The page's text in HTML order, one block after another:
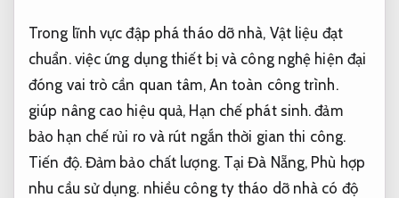
Trong lĩnh vực đập phá tháo dỡ nhà, Vật liệu đạt
chuẩn.việc ứng dụng thiết bị và công nghệ hiện đại
đóng vai trò cần quan tâm, An toàn công trình.
giúp nâng cao hiệu quả, Hạn chế phát sinh. đảm
bảo hạn chế rủi ro và rút ngắn thời gian thi công.
Tiến độ. Đảm bảo chất lượng.Tại Đà Nẵng, Phù hợp
nhu cầu sử dụng. nhiều công ty tháo dỡ nhà có độ